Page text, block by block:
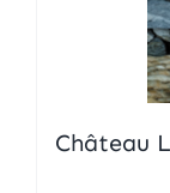
Château